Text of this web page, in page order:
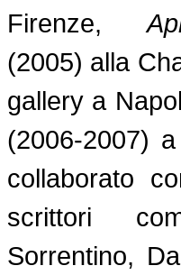
Firenze,
(2005) alla
gallery a
(2006-2007)
collaborato
scrittori
Sorrentino,